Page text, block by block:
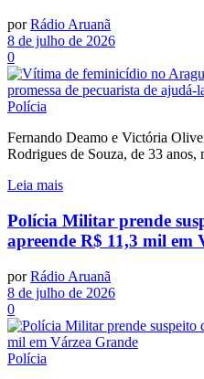
por Rádio Aruanã
8 de julho de 2026
0
Polícia
Fernando Deamo e Victória
Rodrigues de Souza, de 33 anos,
Leia mais
Polícia Militar prende
apreende R$ 11,3 mil em
por Rádio Aruanã
8 de julho de 2026
0
Polícia